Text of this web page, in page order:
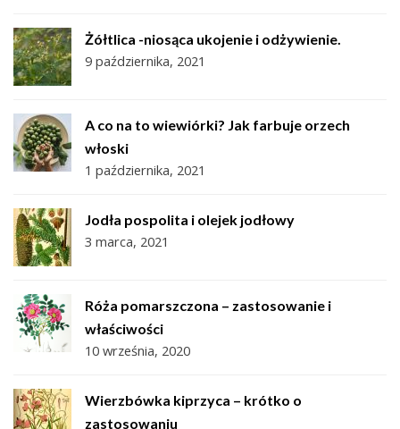
Żółtlica -niosąca ukojenie i odżywienie.
9 października, 2021
A co na to wiewiórki? Jak farbuje orzech
włoski
1 października, 2021
Jodła pospolita i olejek jodłowy
3 marca, 2021
Róża pomarszczona – zastosowanie i
właściwości
10 września, 2020
Wierzbówka kiprzyca – krótko o
zastosowaniu